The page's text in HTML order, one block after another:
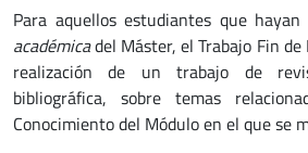
Para aquellos estudiantes que
académicadel Máster, el Trabajo Fin
realización de un trabajo de
bibliográfica, sobre temas
Conocimiento del Módulo en el que se